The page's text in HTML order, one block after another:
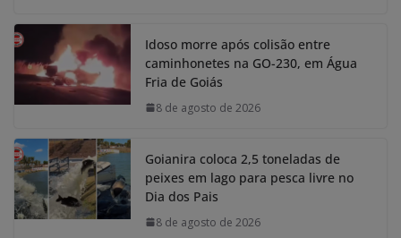
Idoso morre após colisão entre
caminhonetes na GO-230, em Água
Fria de Goiás
8 de agosto de 2026
Goianira coloca 2,5 toneladas de
peixes em lago para pesca livre no
Dia dos Pais
8 de agosto de 2026